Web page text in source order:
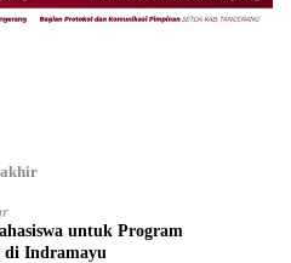
untuk Program
di Indramayu